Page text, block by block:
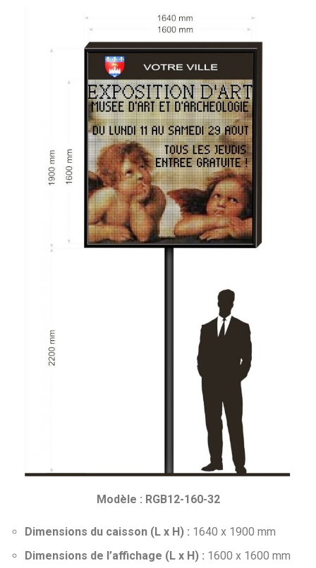
Modèle : RGB12-160-32
Dimensions du caisson (L x H) : 1640 x 1900 mm
Dimensions de l’affichage (L x H) : 1600 x 1600 mm